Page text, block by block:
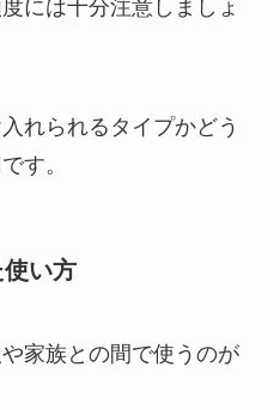
には十分注意しましょ
れられるタイプかどう
す。
い方
家族との間で使うのが